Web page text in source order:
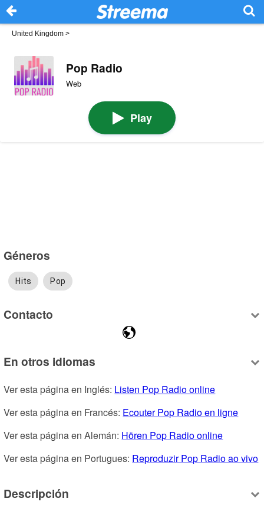
United Kingdom >
Pop Radio
Web
Play
Géneros
Hits Pop
Contacto
En otros idiomas
Ver esta página en Inglés: Listen Pop Radio online
Ver esta página en Francés: Ecouter Pop Radio en ligne
Ver esta página en Alemán: Hören Pop Radio online
Ver esta página en Portugues: Reproduzir Pop Radio ao vivo
Descripción